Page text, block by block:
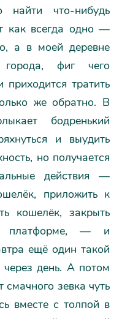
что-нибудь
как всегда одно —
а в моей деревне
фиг чего
тратить
же обратно. В
бодренький
и выудить
но получается
действия —
приложить к
кошелёк, закрыть
платформе, — и
ещё один такой
день. А потом
зевка чуть
вместе с толпой в